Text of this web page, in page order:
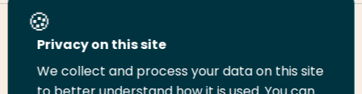
Deel deze pagina
Privacy on this site
We collect and process your data on this site